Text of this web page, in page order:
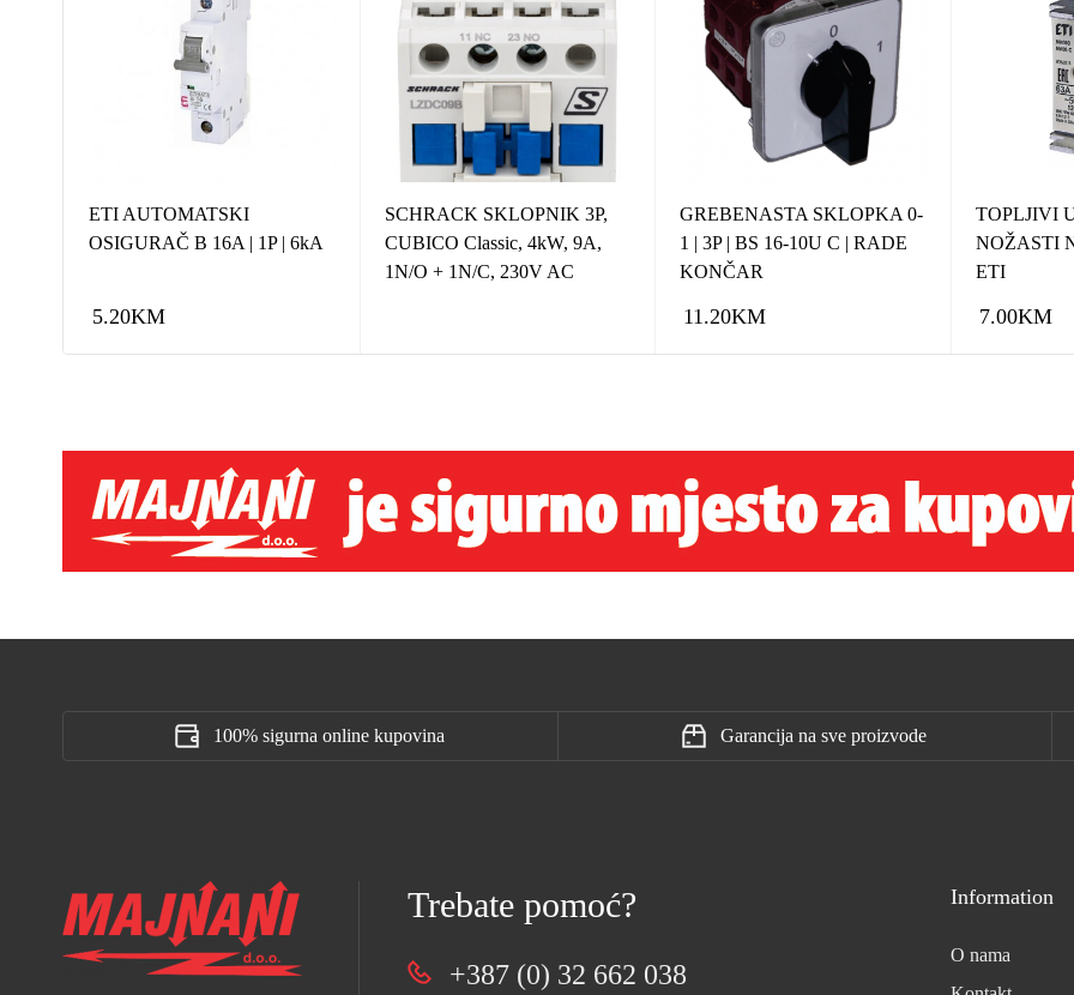
ETI AUTOMATSKI
OSIGURAČ B 16A | 1P | 6kA
5.20KM
SCHRACK SKLOPNIK 3P,
CUBICO Classic, 4kW, 9A,
1N/O + 1N/C, 230V AC
GREBENASTA SKLOPKA 0-
1 | 3P | BS 16-10U C | RADE
KONČAR
11.20KM
TOPLJIVI
NOŽASTI
ETI
7.00KM
100% sigurna online kupovina Garancija na sve proizvode
Trebate pomoć?
+387 (0) 32 662 038
Information
O nama